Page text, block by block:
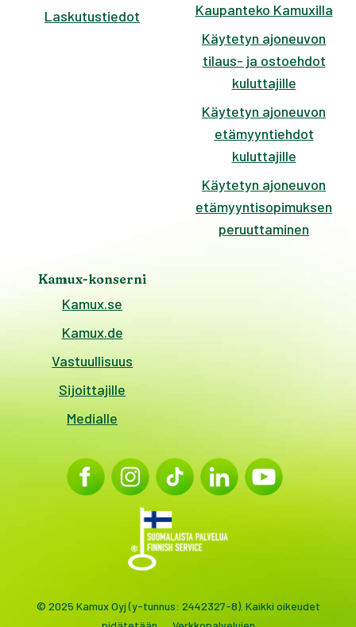
Laskutustiedot
Kaupanteko Kamuxilla
Käytetyn ajoneuvon
tilaus- ja ostoehdot
kuluttajille
Käytetyn ajoneuvon
etämyyntiehdot
kuluttajille
Käytetyn ajoneuvon
etämyyntisopimuksen
peruuttaminen
Kamux-konserni
Kamux.se
Kamux.de
Vastuullisuus
Sijoittajille
Medialle
© 2025 Kamux Oyj (y-tunnus: 2442327-8). Kaikki oikeudet